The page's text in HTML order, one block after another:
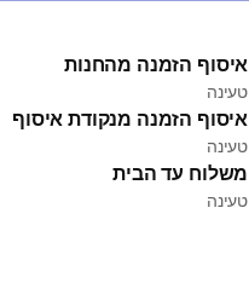
איסוף הזמנה מהחנות
טעינה
איסוף הזמנה מנקודת איסוף
טעינה
משלוח עד הבית
טעינה